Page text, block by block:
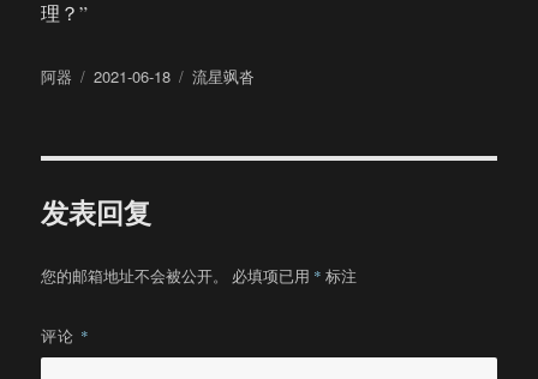
理？”
作
阿器
发
2021-06-18
分
流星飒沓
发表回复
您的邮箱地址不会被公开。 必填项已用 * 标注
评论 *